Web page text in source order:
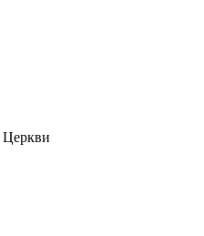
Церкви